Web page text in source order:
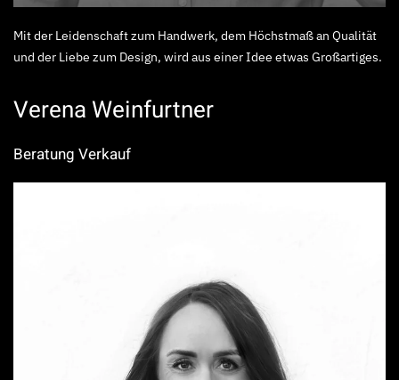
Mit der Leidenschaft zum Handwerk, dem Höchstmaß an Qualität
und der Liebe zum Design, wird aus einer Idee etwas Großartiges.
Verena Weinfurtner
Beratung Verkauf